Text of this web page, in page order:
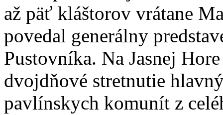
až päť kláštorov vrátane
povedal generálny
Pustovníka. Na Jasnej
dvojdňové stretnutie
pavlínskych komunít z